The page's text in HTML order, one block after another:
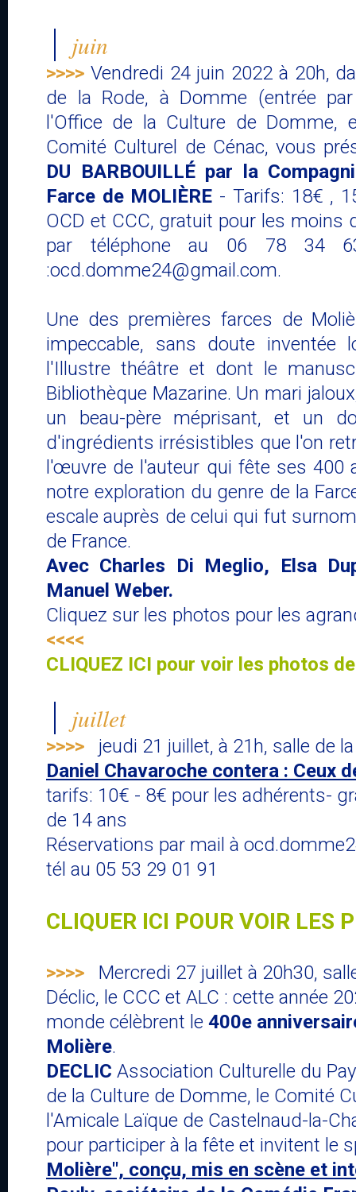
juin
>>>> Vendredi 24 juin 2022 à 20h,
de la Rode, à Domme (entrée
l'Office de la Culture de Domme,
Comité Culturel de Cénac, vous
DU BARBOUILLÉ par la
Farce de MOLIÈRE - Tarifs: 18€ ,
OCD et CCC, gratuit pour les moins
par téléphone au 06 78 34
:ocd.domme24@gmail.com.
Une des premières farces de
impeccable, sans doute inventée
l'Illustre théâtre et dont le
Bibliothèque Mazarine. Un mari
un beau-père méprisant, et un
d'ingrédients irrésistibles que l'on
l'œuvre de l'auteur qui fête ses 400
notre exploration du genre de la
escale auprès de celui qui fut
de France.
Avec Charles Di Meglio, Elsa
Manuel Weber.
Cliquez sur les photos pour les
<<<<
CLIQUEZ ICI pour voir les photos
juillet
>>>>
jeudi 21 juillet, à 21h, salle de
Daniel Chavaroche contera : Ceux
tarifs: 10€ - 8€ pour les adhérents-
de 14 ans
Réservations par mail à
tél au 05 53 29 01 91
CLIQUER ICI POUR VOIR LES
>>>>
Mercredi 27 juillet à 20h30,
Déclic, le CCC et ALC : cette année
monde célèbrent le 400e
Molière.
DECLIC Association Culturelle du
de la Culture de Domme, le Comité
l'Amicale Laïque de Castelnaud-la-
pour participer à la fête et invitent le
Molière", conçu, mis en scène et